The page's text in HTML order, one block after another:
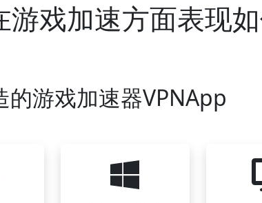
戏加速方面表现如
的游戏加速器VPNApp